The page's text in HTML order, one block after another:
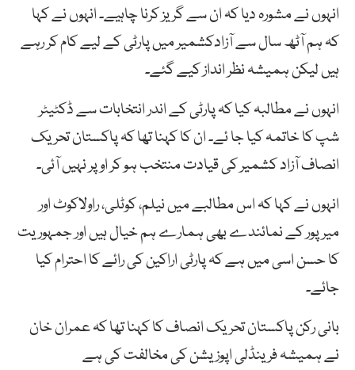
انہوں نے مشورہ دیا کہ ان سے گریز کرنا چاہیے۔ انہوں نے کہا
کہ ہم آٹھ سال سے آزادکشمیر میں پارٹی کے لیے کام کر رہے
ہیں لیکن ہمیشہ نظر انداز کیے گئے۔
انہوں نے مطالبہ کیا کہ پارٹی کے اندر انتخابات سے ڈکٹیٹر
شپ کا خاتمہ کیا جا ئے۔ ان کا کہنا تھا کہ پاکستان تحریک
انصاف آزاد کشمیر کی قیادت منتخب ہو کر اوپر نہیں آئی۔
انہوں نے کہا کہ اس مطالبے میں نیلم، کوٹلی، راولاکوٹ اور
میرپور کے نمائندے بھی ہمارے ہم خیال ہیں اور جمہوریت
کا حسن اسی میں ہے کہ پارٹی اراکین کی رائے کا احترام کیا
جائے۔
بانی رکن پاکستان تحریک انصاف کا کہنا تھا کہ عمران خان
نے ہمیشہ فرینڈلی اپوزیشن کی مخالفت کی ہے